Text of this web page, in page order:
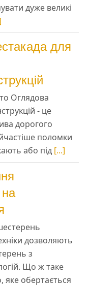
дуже великі
для
Оглядова
- це
дорогого
поломки
або під [...]
дозволяють
з
Що ж таке
яке обертається